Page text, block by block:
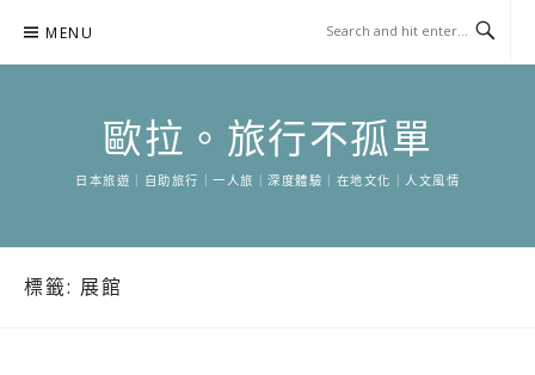
content
MENU
歐拉。旅行不孤單
日本旅遊｜自助旅行｜一人旅｜深度體驗｜在地文化｜人文風情
標籤: 展館